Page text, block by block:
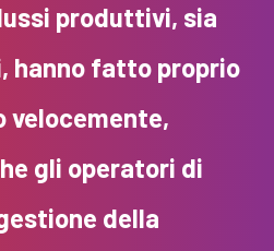
produttivi, sia
hanno fatto proprio
velocemente,
gli operatori di
della